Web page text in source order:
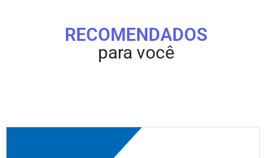
RECOMENDADOS
para você